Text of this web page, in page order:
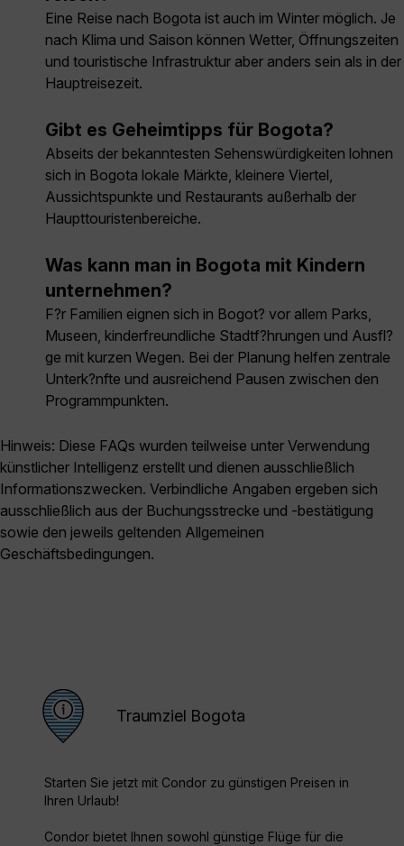
Eine Reise nach Bogota ist auch im Winter möglich. Je
nach Klima und Saison können Wetter, Öffnungszeiten
und touristische Infrastruktur aber anders sein als in der
Hauptreisezeit.
Gibt es Geheimtipps für Bogota?
Abseits der bekanntesten Sehenswürdigkeiten lohnen
sich in Bogota lokale Märkte, kleinere Viertel,
Aussichtspunkte und Restaurants außerhalb der
Haupttouristenbereiche.
Was kann man in Bogota mit Kindern
unternehmen?
F?r Familien eignen sich in Bogot? vor allem Parks,
Museen, kinderfreundliche Stadtf?hrungen und Ausfl?
ge mit kurzen Wegen. Bei der Planung helfen zentrale
Unterk?nfte und ausreichend Pausen zwischen den
Programmpunkten.
Hinweis: Diese FAQs wurden teilweise unter Verwendung
künstlicher Intelligenz erstellt und dienen ausschließlich
Informationszwecken. Verbindliche Angaben ergeben sich
ausschließlich aus der Buchungsstrecke und -bestätigung
sowie den jeweils geltenden Allgemeinen
Geschäftsbedingungen.
Traumziel Bogota
Starten Sie jetzt mit Condor zu günstigen Preisen in
Ihren Urlaub!
Condor bietet Ihnen sowohl günstige Flüge für die